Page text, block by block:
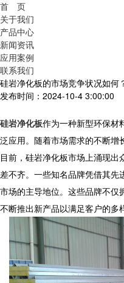
首 页
关于我们
产品中心
新闻资讯
应用案例
联系我们
硅岩净化板的市场竞争状况如何
发布时间：2024-10-4 3:00:00
硅岩净化板作为一种新型环保材
泛应用。随着市场需求的不断增
目前，硅岩净化板市场上涌现
差不齐。一些知名品牌凭借其先
市场的主导地位。这些品牌不仅
不断推出新产品以满足客户的多